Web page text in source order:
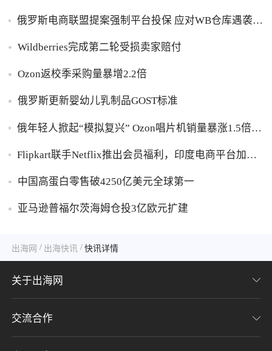
俄罗斯电商联盟提案强制平台投保 应对WB仓库遇袭卖
Wildberries完成第二轮受损卖家赔付
Ozon返校季采购量暴增2.2倍
俄罗斯更新婴幼儿乳制品GOST标准
俄年轻人掀起“模拟复兴” Ozon唱片机销量暴涨1.5倍黑
Flipkart联手Netflix推出会员福利，印度电商平台加码
中国高蛋白零售破4250亿美元全球第一
亚马逊普福尔茨海姆仓投3亿欧元扩建
出海网 / 出海快讯 / 快讯详情
关于出海网
关于我们
交流合作